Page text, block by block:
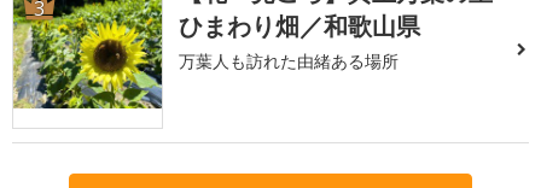
3
ひまわり畑／和歌山県
万葉人も訪れた由緒ある場所